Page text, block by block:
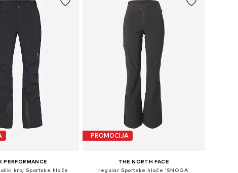
PERFORMANCE
kroj Sportske hlače
PROMOCIJA
THE NORTH FACE
regular Sportske hlače 'SNOGA'